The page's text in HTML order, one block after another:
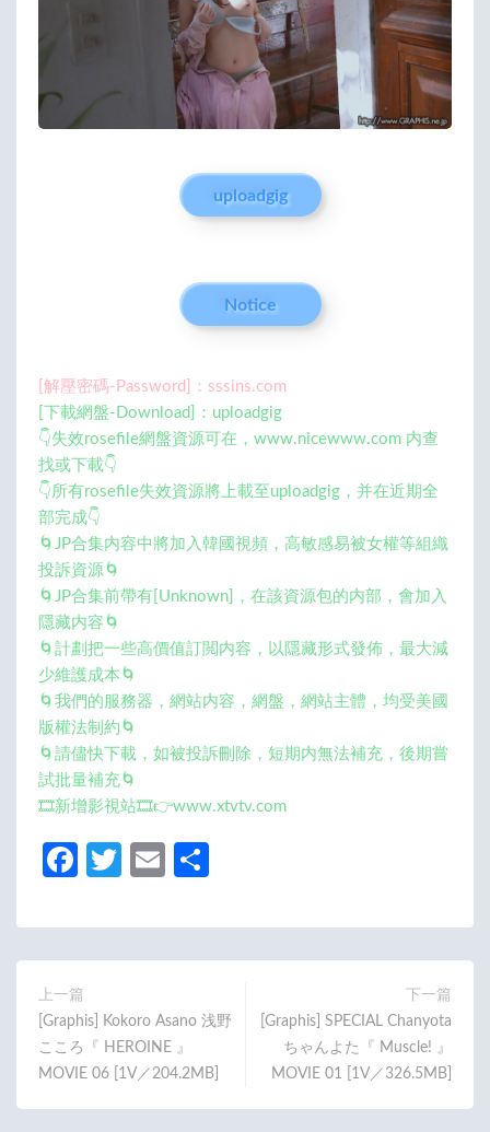
uploadgig
Notice
[解壓密碼-Password]：sssins.com
[下載網盤-Download]：uploadgig
👇失效rosefile網盤資源可在，www.nicewww.com 内查
找或下載👇
👇所有rosefile失效資源將上載至uploadgig，并在近期全
部完成👇
🌀JP合集内容中將加入韓國視頻，高敏感易被女權等組織
投訴資源🌀
🌀JP合集前帶有[Unknown]，在該資源包的内部，會加入
隱藏内容🌀
🌀計劃把一些高價值訂閲内容，以隱藏形式發佈，最大減
少維護成本🌀
🌀我們的服務器，網站内容，網盤，網站主體，均受美國
版權法制約🌀
🌀請儘快下載，如被投訴刪除，短期内無法補充，後期嘗
試批量補充🌀
🎞️新增影視站🎞️👉www.xtvtv.com
Fa
b
o
o
k
T
itt
er
E
ail
上一篇
[Graphis] Kokoro Asano 浅野
こころ『 HEROINE 』
MOVIE 06 [1V／204.2MB]
下一篇
[Graphis] SPECIAL Chanyota
ちゃんよた『 Muscle! 』
MOVIE 01 [1V／326.5MB]